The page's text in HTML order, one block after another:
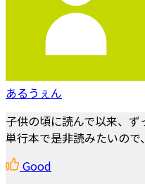
あるうぇん
子供の頃に読んで以来、
単行本で是非読みたいの
Good